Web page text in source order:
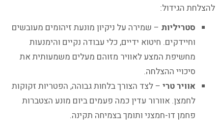
להצלחת הגידול:
סטריליות – שמירה על ניקיון מונעת זיהומים מעובשים
וחיידקים. חיטוא ידיים, כלי עבודה נקיים והימנעות
מחשיפת המצע לאוויר מזוהם מעלים משמעותית את
סיכויי ההצלחה.
אוויר טרי – לצד הצורך בלחות גבוהה, הפטריות זקוקות
לחמצן. אוורור עדין כמה פעמים ביום מונע הצטברות
פחמן דו-חמצני ותומך בצמיחה תקינה.